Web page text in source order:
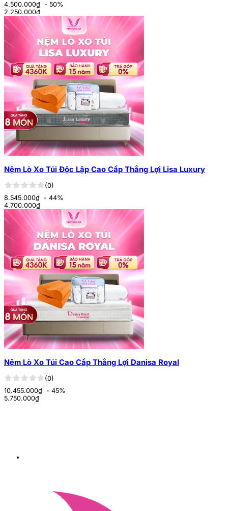
4.500.000₫ - 50%
2.250.000₫
Nệm Lò Xo Túi Độc Lập Cao Cấp Thắng Lợi Lisa Luxury
(0)
8.545.000₫ - 44%
4.700.000₫
Nệm Lò Xo Túi Cao Cấp Thắng Lợi Danisa Royal
(0)
10.455.000₫ - 45%
5.750.000₫